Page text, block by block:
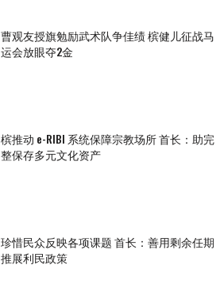
曹观友授旗勉励武术队争佳绩 槟健儿征战马
运会放眼夺2金
槟推动 e-RIBI 系统保障宗教场所 首长：助完
整保存多元文化资产
珍惜民众反映各项课题 首长：善用剩余任期
推展利民政策